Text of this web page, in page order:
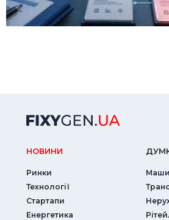
НОВИНИ
Ринки
Технології
Стартапи
Енергетика